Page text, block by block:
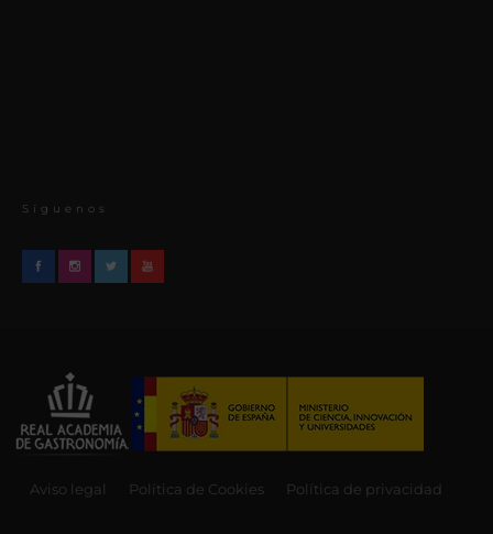
Síguenos
Aviso legal Política de Cookies Política de privacidad